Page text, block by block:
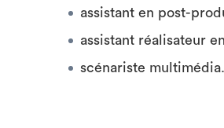
assistant en post-
assistant réalisateur
scénariste